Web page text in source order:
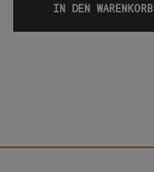
IN DEN WARENKORB